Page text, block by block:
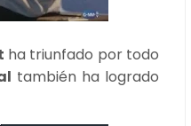
ha triunfado por todo
también ha logrado